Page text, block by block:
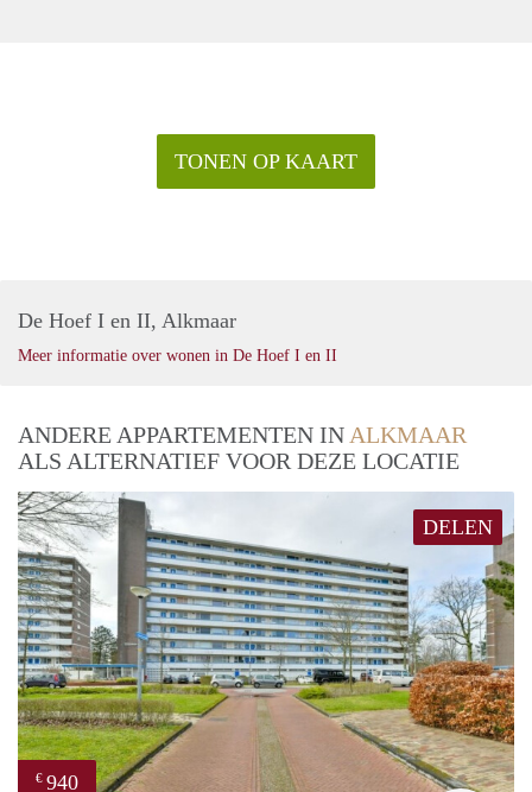
TONEN OP KAART
De Hoef I en II, Alkmaar
Meer informatie over wonen in De Hoef I en II
ANDERE APPARTEMENTEN IN ALKMAAR
ALS ALTERNATIEF VOOR DEZE LOCATIE
DELEN
€ 940